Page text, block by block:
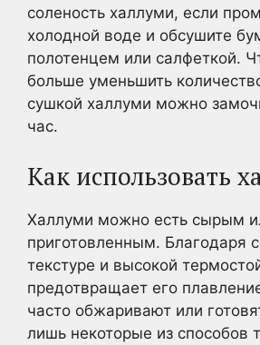
соленость халлуми, если
холодной воде и обсушите
полотенцем или салфеткой.
больше уменьшить
сушкой халлуми можно
час.
Как использовать
Халлуми можно есть сырым
приготовленным. Благодаря
текстуре и высокой
предотвращает его
часто обжаривают или
лишь некоторые из способов